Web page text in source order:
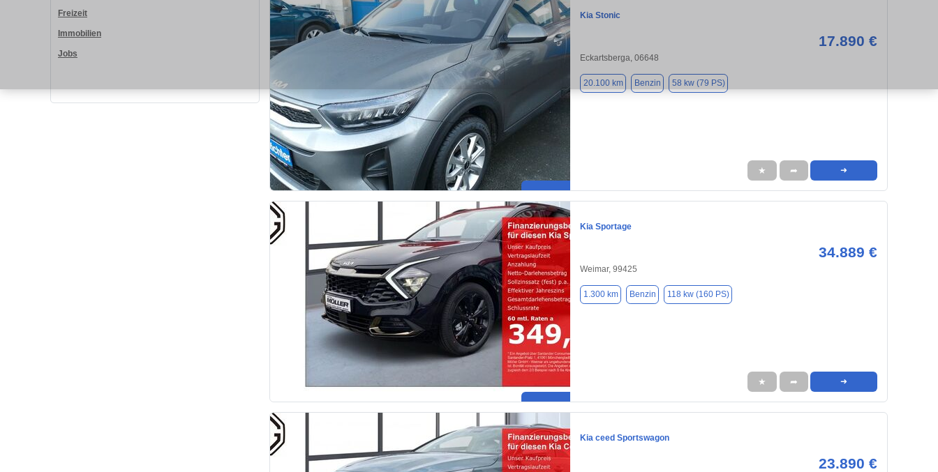
Freizeit
Immobilien
Jobs
Kia Stonic
17.890 €
Eckartsberga, 06648
20.100 km Benzin 58 kw (79 PS)
★ ➦ ➜
Kia Sportage
34.889 €
Weimar, 99425
1.300 km Benzin 118 kw (160 PS)
★ ➦ ➜
Kia ceed Sportswagon
23.890 €